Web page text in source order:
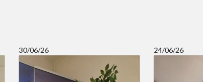
30/06/26 24/06/26